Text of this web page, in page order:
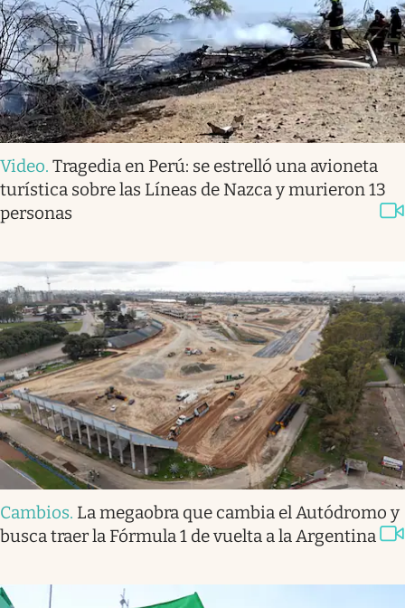
Video. Tragedia en Perú: se estrelló una avioneta
turística sobre las Líneas de Nazca y murieron 13
personas
Cambios. La megaobra que cambia el Autódromo y
busca traer la Fórmula 1 de vuelta a la Argentina